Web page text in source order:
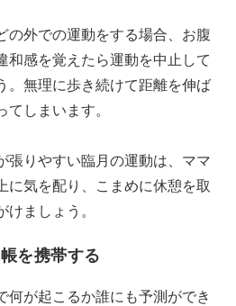
の外での運動をする場合、お腹
和感を覚えたら運動を中止して
。無理に歩き続けて距離を伸ば
しまいます。
張りやすい臨月の運動は、ママ
に気を配り、こまめに休憩を取
けましょう。
を携帯する
何が起こるか誰にも予測ができ